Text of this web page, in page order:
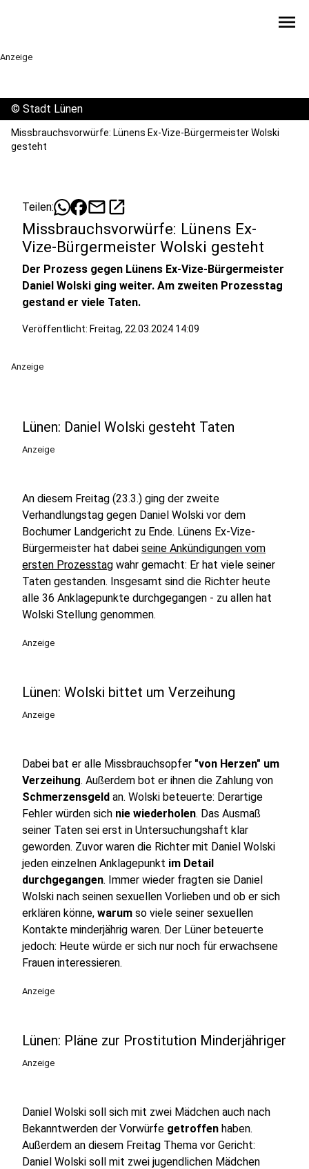
menu
Anzeige
© Stadt Lünen
Missbrauchsvorwürfe: Lünens Ex-Vize-Bürgermeister Wolski
gesteht
Teilen: mailopen_in_new
Missbrauchsvorwürfe: Lünens Ex-
Vize-Bürgermeister Wolski gesteht
Der Prozess gegen Lünens Ex-Vize-Bürgermeister
Daniel Wolski ging weiter. Am zweiten Prozesstag
gestand er viele Taten.
Veröffentlicht: Freitag, 22.03.2024 14:09
Anzeige
Lünen: Daniel Wolski gesteht Taten
Anzeige
An diesem Freitag (23.3.) ging der zweite
Verhandlungstag gegen Daniel Wolski vor dem
Bochumer Landgericht zu Ende. Lünens Ex-Vize-
Bürgermeister hat dabei seine Ankündigungen vom
ersten Prozesstag wahr gemacht: Er hat viele seiner
Taten gestanden. Insgesamt sind die Richter heute
alle 36 Anklagepunkte durchgegangen - zu allen hat
Wolski Stellung genommen.
Anzeige
Lünen: Wolski bittet um Verzeihung
Anzeige
Dabei bat er alle Missbrauchsopfer "von Herzen" um
Verzeihung. Außerdem bot er ihnen die Zahlung von
Schmerzensgeld an. Wolski beteuerte: Derartige
Fehler würden sich nie wiederholen. Das Ausmaß
seiner Taten sei erst in Untersuchungshaft klar
geworden. Zuvor waren die Richter mit Daniel Wolski
jeden einzelnen Anklagepunkt im Detail
durchgegangen. Immer wieder fragten sie Daniel
Wolski nach seinen sexuellen Vorlieben und ob er sich
erklären könne, warum so viele seiner sexuellen
Kontakte minderjährig waren. Der Lüner beteuerte
jedoch: Heute würde er sich nur noch für erwachsene
Frauen interessieren.
Anzeige
Lünen: Pläne zur Prostitution Minderjähriger
Anzeige
Daniel Wolski soll sich mit zwei Mädchen auch nach
Bekanntwerden der Vorwürfe getroffen haben.
Außerdem an diesem Freitag Thema vor Gericht:
Daniel Wolski soll mit zwei jugendlichen Mädchen